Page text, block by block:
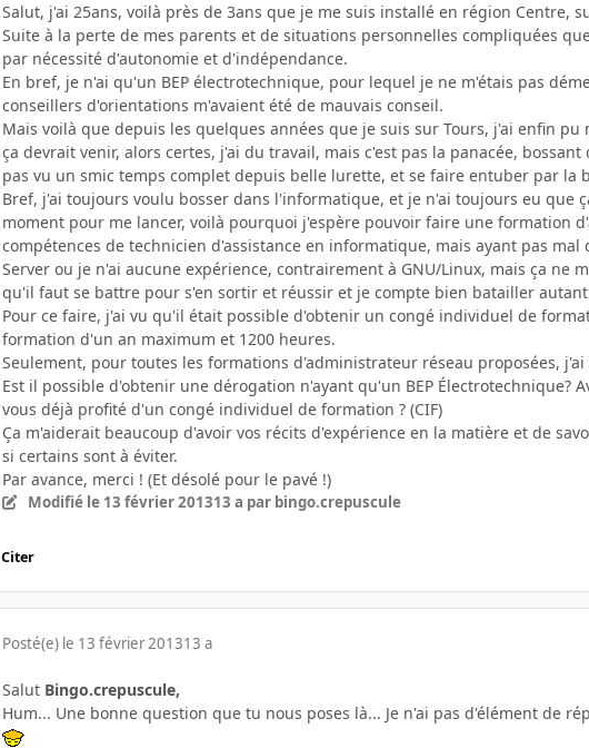
Salut, j'ai 25ans, voilà près de 3ans que je me suis installé en région Centre,
Suite à la perte de mes parents et de situations personnelles compliquées
par nécessité d'autonomie et d'indépendance.
En bref, je n'ai qu'un BEP électrotechnique, pour lequel je ne m'étais pas
conseillers d'orientations m'avaient été de mauvais conseil.
Mais voilà que depuis les quelques années que je suis sur Tours, j'ai enfin
ça devrait venir, alors certes, j'ai du travail, mais c'est pas la panacée,
pas vu un smic temps complet depuis belle lurette, et se faire entuber par la
Bref, j'ai toujours voulu bosser dans l'informatique, et je n'ai toujours eu que
moment pour me lancer, voilà pourquoi j'espère pouvoir faire une formation
compétences de technicien d'assistance en informatique, mais ayant pas
Server ou je n'ai aucune expérience, contrairement à GNU/Linux, mais ça ne
qu'il faut se battre pour s'en sortir et réussir et je compte bien batailler
Pour ce faire, j'ai vu qu'il était possible d'obtenir un congé individuel de
formation d'un an maximum et 1200 heures.
Seulement, pour toutes les formations d'administrateur réseau proposées,
Est il possible d'obtenir une dérogation n'ayant qu'un BEP Électrotechnique?
vous déjà profité d'un congé individuel de formation ? (CIF)
Ça m'aiderait beaucoup d'avoir vos récits d'expérience en la matière et de
si certains sont à éviter.
Par avance, merci ! (Et désolé pour le pavé !)
Modifié le 13 février 201313 a par bingo.crepuscule
Citer
Posté(e) le 13 février 201313 a
Salut Bingo.crepuscule,
Hum... Une bonne question que tu nous poses là... Je n'ai pas d'élément de